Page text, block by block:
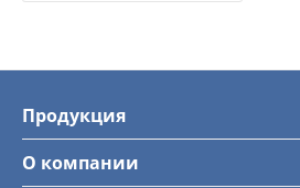
Продукция
О компании